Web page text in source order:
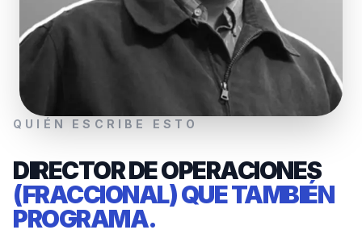
QUIÉN ESCRIBE ESTO
DIRECTOR DE OPERACIONES
(FRACCIONAL) QUE TAMBIÉN
PROGRAMA.